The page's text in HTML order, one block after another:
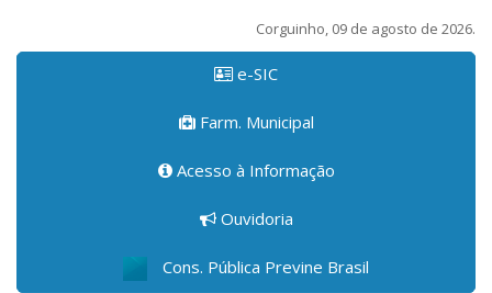
Corguinho, 09 de agosto de 2026.
e-SIC
Farm. Municipal
Acesso à Informação
Ouvidoria
Cons. Pública Previne Brasil